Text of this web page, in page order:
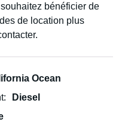
bénéficier de
de location plus
Ocean
Diesel